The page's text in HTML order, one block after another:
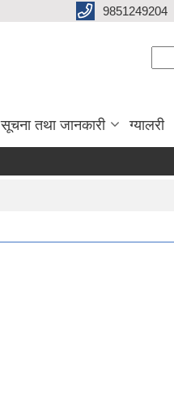
9851249204
सूचना तथा जानकारी ग्यालरी